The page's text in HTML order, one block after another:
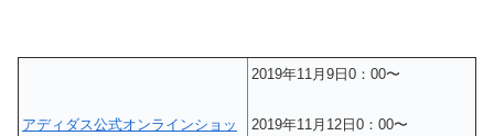
アディダス公式オンラインショッ
2019年11月9日0：00〜
2019年11月12日0：00〜